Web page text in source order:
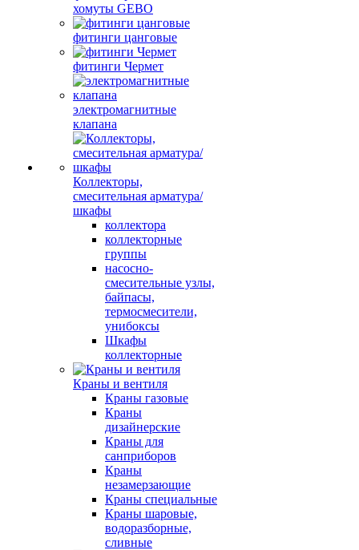
хомуты GEBO
фитинги цанговые
фитинги Чермет
электромагнитные
клапана
Коллекторы,
смесительная арматура/
шкафы
коллектора
коллекторные
группы
насосно-
смесительные узлы,
байпасы,
термосмесители,
унибоксы
Шкафы
коллекторные
Краны и вентиля
Краны газовые
Краны
дизайнерские
Краны для
санприборов
Краны
незамерзающие
Краны специальные
Краны шаровые,
водоразборные,
сливные